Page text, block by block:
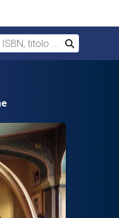
titolo o autore
Cerca